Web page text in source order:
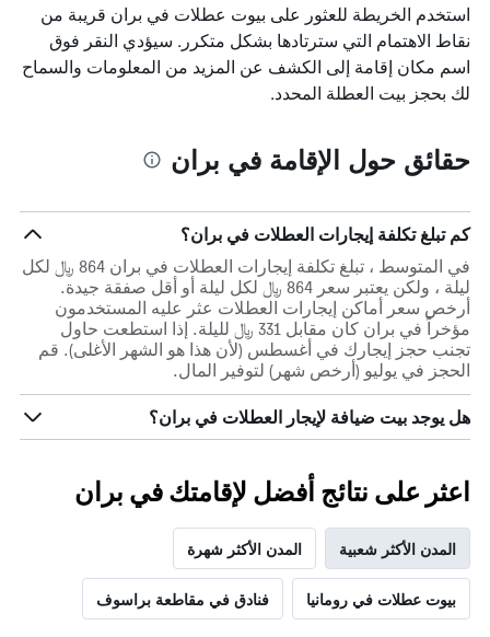
استخدم الخريطة للعثور على بيوت عطلات في بران قريبة من
نقاط الاهتمام التي سترتادها بشكل متكرر. سيؤدي النقر فوق
اسم مكان إقامة إلى الكشف عن المزيد من المعلومات والسماح
لك بحجز بيت العطلة المحدد.
حقائق حول الإقامة في بران
كم تبلغ تكلفة إيجارات العطلات في بران؟
في المتوسط ، تبلغ تكلفة إيجارات العطلات في بران 864 ﷼ لكل
ليلة ، ولكن يعتبر سعر 864 ﷼ لكل ليلة أو أقل صفقة جيدة.
أرخص سعر أماكن إيجارات العطلات عثر عليه المستخدمون
مؤخراً في بران كان مقابل 331 ﷼ لليلة. إذا استطعت حاول
تجنب حجز إيجارك في أغسطس (لأن هذا هو الشهر الأغلى). قم
الحجز في يوليو (أرخص شهر) لتوفير المال.
هل يوجد بيت ضيافة لإيجار العطلات في بران؟
اعثر على نتائج أفضل لإقامتك في بران
المدن الأكثر شعبية المدن الأكثر شهرة
بيوت عطلات في رومانيا فنادق في مقاطعة براسوف